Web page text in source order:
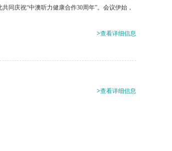
同庆祝“中澳听力健康合作30周年”。会议伊始，
>查看详细信息
>查看详细信息